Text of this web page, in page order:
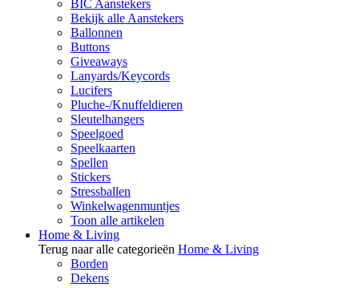
BIC Aanstekers
Bekijk alle Aanstekers
Ballonnen
Buttons
Giveaways
Lanyards/Keycords
Lucifers
Pluche-/Knuffeldieren
Sleutelhangers
Speelgoed
Speelkaarten
Spellen
Stickers
Stressballen
Winkelwagenmuntjes
Toon alle artikelen
Home & Living
Terug naar alle categorieën Home & Living
Borden
Dekens